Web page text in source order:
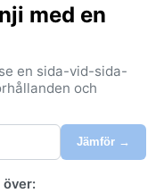
med en
en sida-vid-sida-
och
Jämför →
över: